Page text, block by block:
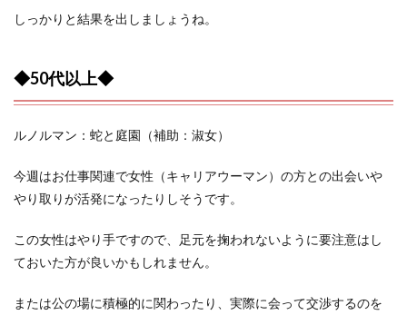
しっかりと結果を出しましょうね。
◆50代以上◆
ルノルマン：蛇と庭園（補助：淑女）
今週はお仕事関連で女性（キャリアウーマン）の方との出会いや
やり取りが活発になったりしそうです。
この女性はやり手ですので、足元を掬われないように要注意はし
ておいた方が良いかもしれません。
または公の場に積極的に関わったり、実際に会って交渉するのを